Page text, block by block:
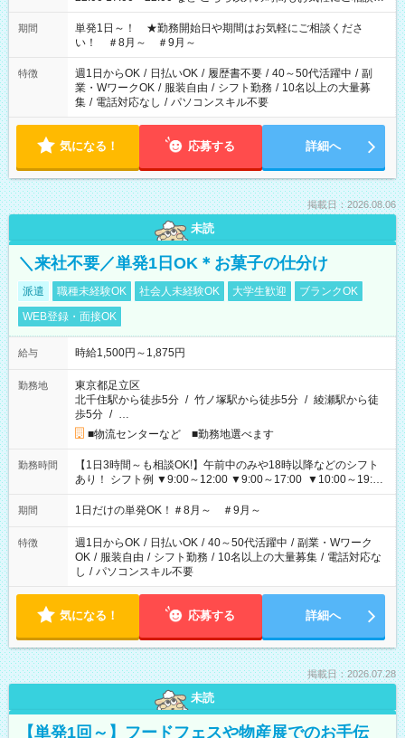
ださい！
期間
単発1日～！ ★勤務開始日や期間はお気軽にご相談くださ
い！ ＃8月～ ＃9月～
特徴 週1日からOK / 日払いOK / 履歴書不要 / 40～50代活躍中 / 副
業・WワークOK / 服装自由 / シフト勤務 / 10名以上の大量募
集 / 電話対応なし / パソコンスキル不要
気になる！ 応募する 詳細へ
掲載日：2026.08.06
未読
＼来社不要／単発1日OK＊お菓子の仕分け
派遣 職種未経験OK 社会人未経験OK 大学生歓迎
ブランクOK
WEB登録・面接OK
給与 時給1,500円～1,875円
勤務地
東京都足立区
北千住駅から徒歩5分 / 竹ノ塚駅から徒歩5分 / 綾瀬駅から徒
歩5分 / …
■物流センターなど ■勤務地選べます
勤務時間
【1日3時間～も相談OK!】午前中のみや18時以降などのシフト
あり！ シフト例 ▼9:00～12:00 ▼9:00～17:00 ▼10:00～19:00
▼18:00～21:00
期間 1日だけの単発OK！＃8月～ ＃9月～
特徴 週1日からOK / 日払いOK / 40～50代活躍中 / 副業・Wワーク
OK / 服装自由 / シフト勤務 / 10名以上の大量募集 / 電話対応な
し / パソコンスキル不要
気になる！ 応募する 詳細へ
掲載日：2026.07.28
未読
【単発1回～】フードフェスや物産展でのお手伝